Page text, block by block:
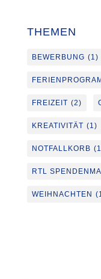
THEMEN
BEWERBUNG (1)
FREIZEIT (2)
KREATIVITÄT (1)
NOTFALLKORB
RTL
WEIHNACHTEN